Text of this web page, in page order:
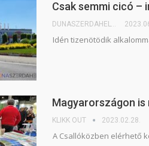
Csak semmi cicó –
DUNASZERDAHELYI.SK
Idén tizenötödik
Magyarországon is
KLIKK OUT 2023.02.28.
A Csallóközben elérhető